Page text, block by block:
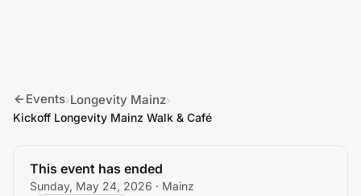
Events›Longevity Mainz›
Kickoff Longevity Mainz Walk & Café
This event has ended
Sunday, May 24, 2026 · Mainz